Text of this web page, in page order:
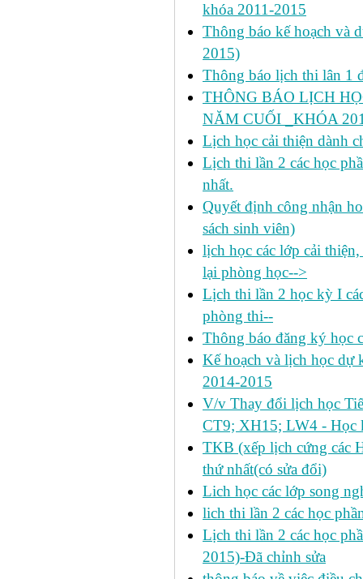
khóa 2011-2015
Thông báo kế hoạch và
2015)
Thông báo lịch thi lân 1
THÔNG BÁO LỊCH
NĂM CUỐI _KHÓA
Lịch học cải thiện dành
Lịch thi lần 2 các học
nhất.
Quyết định công nhận
sách sinh viên)
lịch học các lớp cải
lại phòng học-->
Lịch thi lần 2 học kỳ I
phòng thi--
Thông báo đăng ký học
Kế hoạch và lịch học dự
2014-2015
V/v Thay đổi lịch học
CT9; XH15; LW4 - Học
TKB (xếp lịch cứng các
thứ nhất(có sửa đổi)
Lich học các lớp song
lich thi lần 2 các học
Lịch thi lần 2 các học
2015)-Đã chỉnh sửa